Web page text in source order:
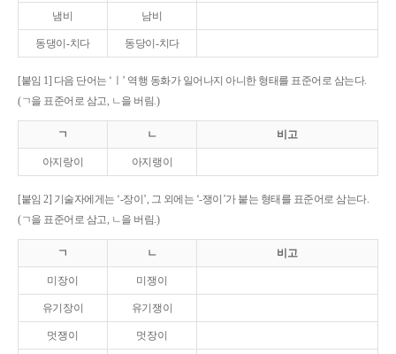
냄비 남비
동댕이-치다 동당이-치다
[붙임 1] 다음 단어는 ‘ㅣ’ 역행 동화가 일어나지 아니한 형태를 표준어로 삼는다.
(ㄱ을 표준어로 삼고, ㄴ을 버림.)
ㄱ ㄴ 비고
아지랑이 아지랭이
[붙임 2] 기술자에게는 ‘-장이’, 그 외에는 ‘-쟁이’가 붙는 형태를 표준어로 삼는다.
(ㄱ을 표준어로 삼고, ㄴ을 버림.)
ㄱ ㄴ 비고
미장이 미쟁이
유기장이 유기쟁이
멋쟁이 멋장이